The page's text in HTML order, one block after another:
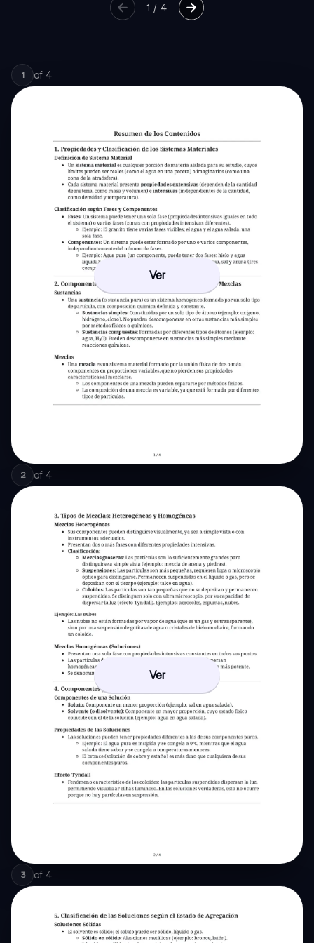
1 /4
1 of 4
Ver
2 of 4
Ver
3 of 4